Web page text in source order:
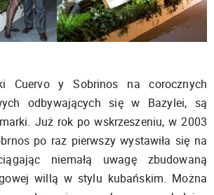
Cuervo y Sobrinos na corocznych
odbywających się w Bazylei, są
Już rok po wskrzeszeniu, w 2003
po raz pierwszy wystawiła się na
niemałą uwagę zbudowaną
willą w stylu kubańskim. Można